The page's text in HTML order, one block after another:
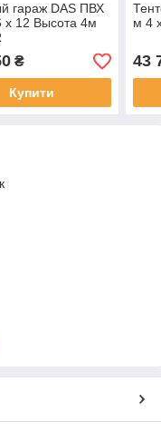
гараж DAS ПВХ
x 12 Высота 4м
₴
Купити
м 4
43